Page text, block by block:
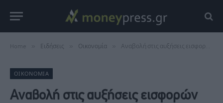
Home Ειδήσεις Οικονομία Αναβολή στις αυξήσεις εισφορών για ελεύθερους επαγγελματίες και αγρότες – «Παγώνει» το νέο σύστημα έως το 2027
ΟΙΚΟΝΟΜΊΑ
Αναβολή στις αυξήσεις εισφορών